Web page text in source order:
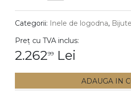
DIAMANTE
Cercei
Categorii: Inele de logodna,
Preț cu TVA inclus:
2.26299 Lei
ADAUGA IN